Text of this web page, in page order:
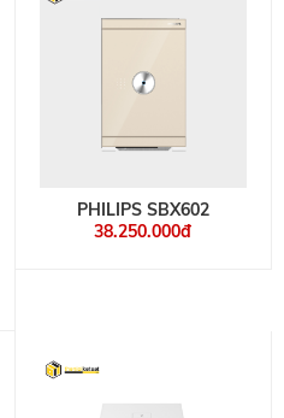
PHILIPS SBX602
38.250.000đ